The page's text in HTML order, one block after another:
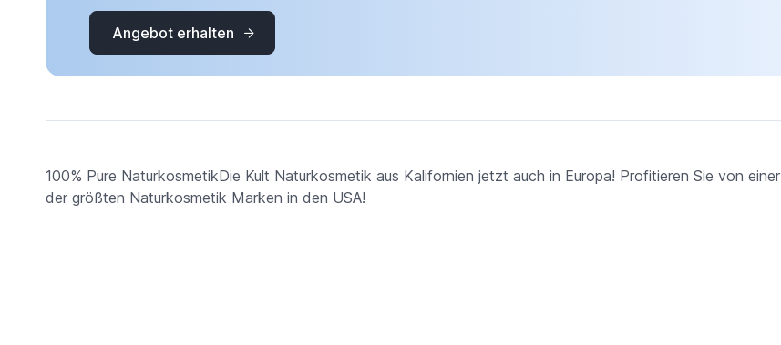
Angebot erhalten
100% Pure NaturkosmetikDie Kult Naturkosmetik aus Kalifornien jetzt auch in Europa! Profitieren Sie von einer
der größten Naturkosmetik Marken in den USA!